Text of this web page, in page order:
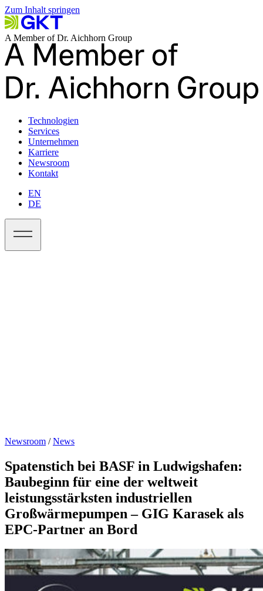
Zum Inhalt springen
A Member of Dr. Aichhorn Group
Technologien
Services
Unternehmen
Karriere
Newsroom
Kontakt
EN
DE
Newsroom /News
Spatenstich bei BASF in Ludwigshafen:
Baubeginn für eine der weltweit
leistungsstärksten industriellen
Großwärmepumpen – GIG Karasek als
EPC-Partner an Bord